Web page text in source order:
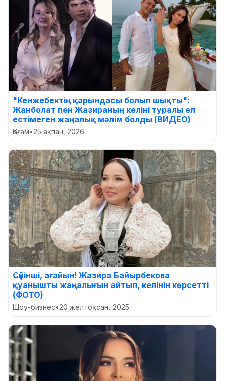
"Кенжебектің қарындасы болып шықты":
Жанболат пен Жазираның келіні туралы ел
естімеген жаңалық мәлім болды (ВИДЕО)
Қоғам•25 ақпан, 2026
Сүйінші, ағайын! Жазира Байырбекова
қуанышты жаңалығын айтып, келінін көрсетті
(ФОТО)
Шоу-бизнес•20 желтоқсан, 2025